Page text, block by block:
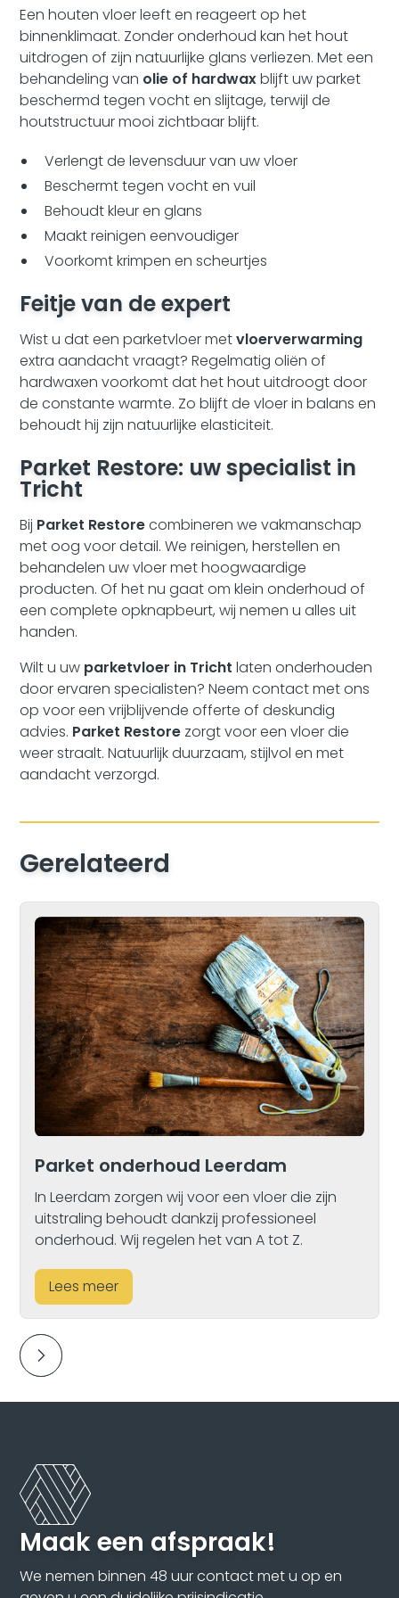
Een houten vloer leeft en reageert op het
binnenklimaat. Zonder onderhoud kan het hout
uitdrogen of zijn natuurlijke glans verliezen. Met een
behandeling van olie of hardwaxblijft uw parket
beschermd tegen vocht en slijtage, terwijl de
houtstructuur mooi zichtbaar blijft.
Verlengt de levensduur van uw vloer
Beschermt tegen vocht en vuil
Behoudt kleur en glans
Maakt reinigen eenvoudiger
Voorkomt krimpen en scheurtjes
Feitje van de expert
Wist u dat een parketvloer metvloerverwarming
extra aandacht vraagt? Regelmatig oliën of
hardwaxen voorkomt dat het hout uitdroogt door
de constante warmte. Zo blijft de vloer in balans en
behoudt hij zijn natuurlijke elasticiteit.
Parket Restore: uw specialist in
Tricht
Bij Parket Restorecombineren we vakmanschap
met oog voor detail. We reinigen, herstellen en
behandelen uw vloer met hoogwaardige
producten. Of het nu gaat om klein onderhoud of
een complete opknapbeurt, wij nemen u alles uit
handen.
Wilt u uw parketvloer in Tricht laten onderhouden
door ervaren specialisten? Neem contact met ons
op voor een vrijblijvende offerte of deskundig
advies. Parket Restore zorgt voor een vloer die
weer straalt. Natuurlijk duurzaam, stijlvol en met
aandacht verzorgd.
Gerelateerd
Parket onderhoud Leerdam
In Leerdam zorgen wij voor een vloer die zijn
uitstraling behoudt dankzij professioneel
onderhoud. Wij regelen het van A tot Z.
Lees meer
Maak een afspraak!
We nemen binnen 48 uur contact met u op en